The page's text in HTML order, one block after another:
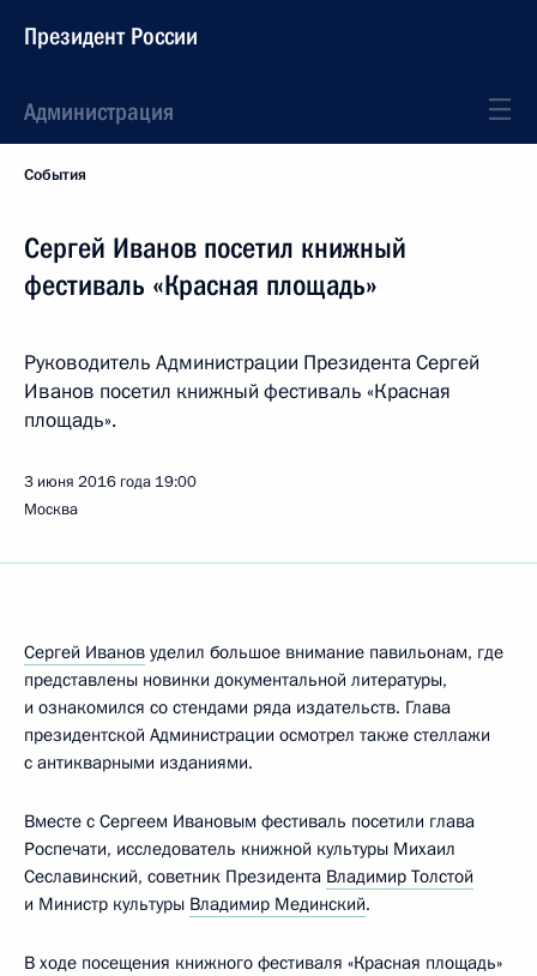
Президент России
Администрация
События
Сергей Иванов посетил книжный
фестиваль «Красная площадь»
Руководитель Администрации Президента Сергей
Иванов посетил книжный фестиваль «Красная
площадь».
3 июня 2016 года 19:00
Москва
Сергей Иванов уделил большое внимание павильонам, где
представлены новинки документальной литературы,
и ознакомился со стендами ряда издательств. Глава
президентской Администрации осмотрел также стеллажи
с антикварными изданиями.
Вместе с Сергеем Ивановым фестиваль посетили глава
Роспечати, исследователь книжной культуры Михаил
Сеславинский, советник Президента Владимир Толстой
и Министр культуры Владимир Мединский.
В ходе посещения книжного фестиваля «Красная площадь»